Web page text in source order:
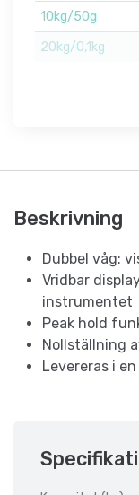
10kg/50g
20kg/0,1kg
Beskrivning
Dubbel våg:
Vridbar
instrumentet
Peak hold
Nollställning
Levereras i